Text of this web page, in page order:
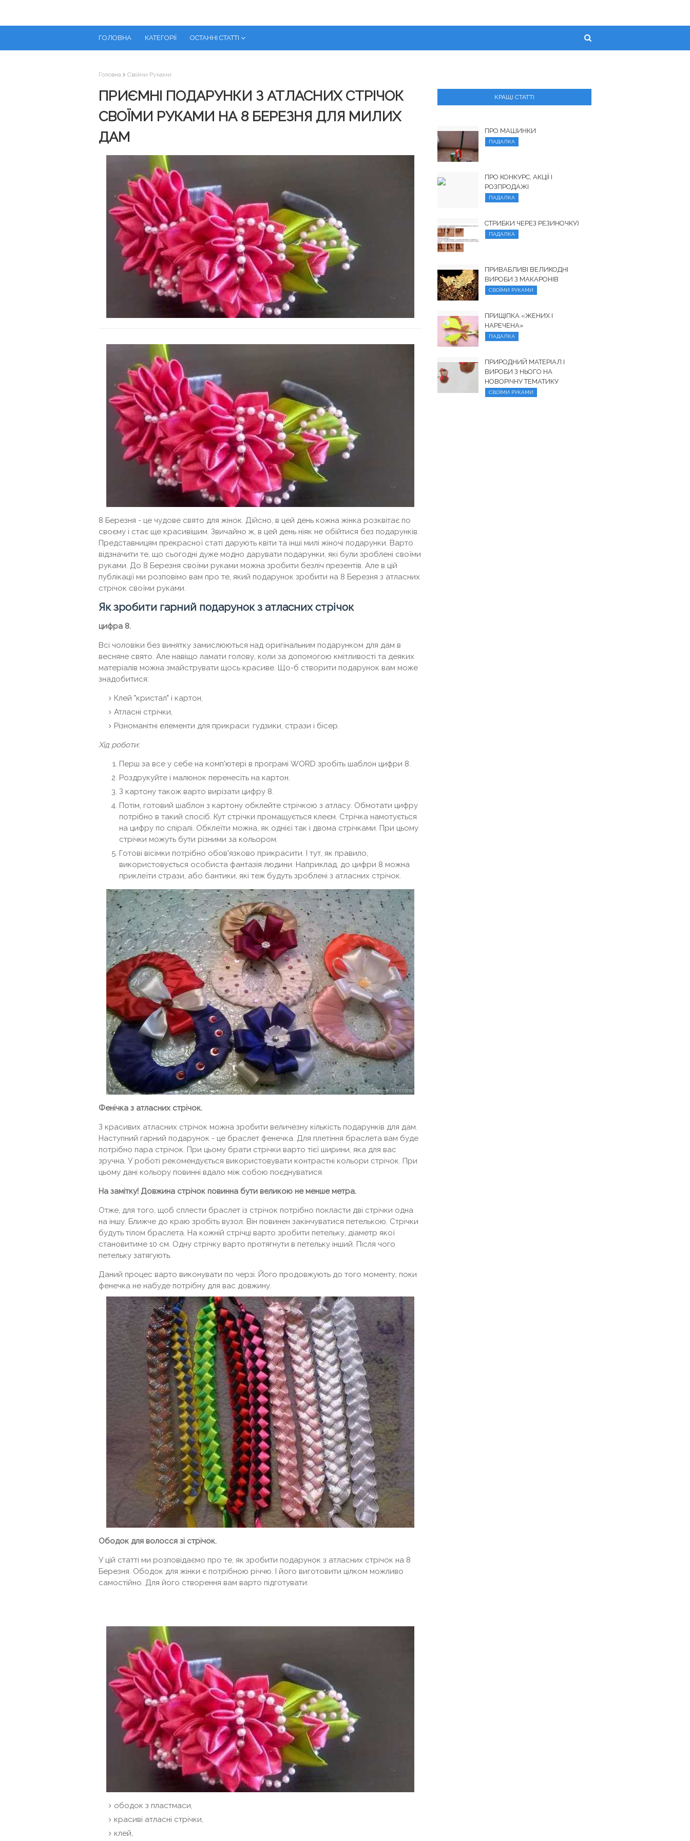
ГОЛОВНА КАТЕГОРІЇ ОСТАННІ СТАТТІ
Головна Своїми Руками
ПРИЄМНІ ПОДАРУНКИ З АТЛАСНИХ СТРІЧОК
СВОЇМИ РУКАМИ НА 8 БЕРЕЗНЯ ДЛЯ МИЛИХ
ДАМ
8 Березня - це чудове свято для жінок. Дійсно, в цей день кожна жінка розквітає по
своєму і стає ще красивішим. Звичайно ж, в цей день ніяк не обійтися без подарунків.
Представницям прекрасної статі дарують квіти та інші милі жіночі подарунки. Варто
відзначити те, що сьогодні дуже модно дарувати подарунки, які були зроблені своїми
руками. До 8 Березня своїми руками можна зробити безліч презентів. Але в цій
публікації ми розповімо вам про те, який подарунок зробити на 8 Березня з атласних
стрічок своїми руками.
Як зробити гарний подарунок з атласних стрічок
цифра 8.
Всі чоловіки без винятку замислюються над оригінальним подарунком для дам в
весняне свято. Але навіщо ламати голову, коли за допомогою кмітливості та деяких
матеріалів можна змайструвати щось красиве. Що-б створити подарунок вам може
знадобитися:
Клей "кристал" і картон,
Атласні стрічки,
Різноманітні елементи для прикраси: гудзики, стрази і бісер.
Хід роботи:
Перш за все у себе на комп'ютері в програмі WORD зробіть шаблон цифри 8.
Роздрукуйте і малюнок перенесіть на картон.
З картону також варто вирізати цифру 8.
Потім, готовий шаблон з картону обклейте стрічкою з атласу. Обмотати цифру
потрібно в такий спосіб. Кут стрічки промащується клеєм. Стрічка намотується
на цифру по спіралі. Обклеїти можна, як однієї так і двома стрічками. При цьому
стрічки можуть бути різними за кольором.
Готові вісімки потрібно обов'язково прикрасити. І тут, як правило,
використовується особиста фантазія людини. Наприклад, до цифри 8 можна
приклеїти стрази, або бантики, які теж будуть зроблені з атласних стрічок.
Фенічка з атласних стрічок.
З красивих атласних стрічок можна зробити величезну кількість подарунків для дам.
Наступний гарний подарунок - це браслет фенечка. Для плетіння браслета вам буде
потрібно пара стрічок. При цьому брати стрічки варто тієї ширини, яка для вас
зручна. У роботі рекомендується використовувати контрастні кольори стрічок. При
цьому дані кольору повинні вдало між собою поєднуватися.
На замітку! Довжина стрічок повинна бути великою не менше метра.
Отже, для того, щоб сплести браслет із стрічок потрібно покласти дві стрічки одна
на іншу. Ближче до краю зробіть вузол. Він повинен закінчуватися петелькою. Стрічки
будуть тілом браслета. На кожній стрічці варто зробити петельку, діаметр якої
становитиме 10 см. Одну стрічку варто протягнути в петельку інший. Після чого
петельку затягують.
Даний процес варто виконувати по черзі. Його продовжують до того моменту, поки
фенечка не набуде потрібну для вас довжину.
Ободок для волосся зі стрічок.
У цій статті ми розповідаємо про те, як зробити подарунок з атласних стрічок на 8
Березня. Ободок для жінки є потрібною річчю. І його виготовити цілком можливо
самостійно. Для його створення вам варто підготувати:
ободок з пластмаси,
красиві атласні стрічки,
клей,
КРАЩІ СТАТТІ
ПРО МАШИНКИ
ПАДАЛКА
ПРО КОНКУРС, АКЦІЇ І
РОЗПРОДАЖІ
ПАДАЛКА
СТРИБКИ ЧЕРЕЗ РЕЗИНОЧКУ)
ПАДАЛКА
ПРИВАБЛИВІ ВЕЛИКОДНІ
ВИРОБИ З МАКАРОНІВ
СВОЇМИ РУКАМИ
ПРИЩІПКА «ЖЕНИХ І
НАРЕЧЕНА»
ПАДАЛКА
ПРИРОДНИЙ МАТЕРІАЛ І
ВИРОБИ З НЬОГО НА
НОВОРІЧНУ ТЕМАТИКУ
СВОЇМИ РУКАМИ